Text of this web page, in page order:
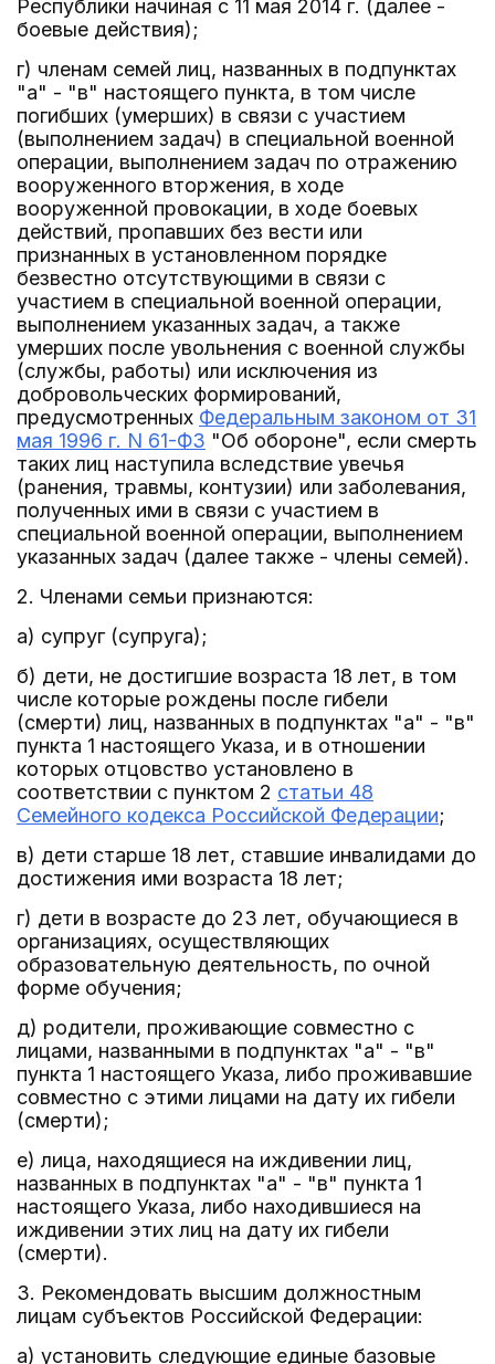
Республики начиная с 11 мая 2014 г. (далее -
боевые действия);
г) членам семей лиц, названных в подпунктах
"а" - "в" настоящего пункта, в том числе
погибших (умерших) в связи с участием
(выполнением задач) в специальной военной
операции, выполнением задач по отражению
вооруженного вторжения, в ходе
вооруженной провокации, в ходе боевых
действий, пропавших без вести или
признанных в установленном порядке
безвестно отсутствующими в связи с
участием в специальной военной операции,
выполнением указанных задач, а также
умерших после увольнения с военной службы
(службы, работы) или исключения из
добровольческих формирований,
предусмотренных Федеральным законом от 31
мая 1996 г. N 61-ФЗ "Об обороне", если смерть
таких лиц наступила вследствие увечья
(ранения, травмы, контузии) или заболевания,
полученных ими в связи с участием в
специальной военной операции, выполнением
указанных задач (далее также - члены семей).
2. Членами семьи признаются:
а) супруг (супруга);
б) дети, не достигшие возраста 18 лет, в том
числе которые рождены после гибели
(смерти) лиц, названных в подпунктах "а" - "в"
пункта 1 настоящего Указа, и в отношении
которых отцовство установлено в
соответствии с пунктом 2 статьи 48
Семейного кодекса Российской Федерации;
в) дети старше 18 лет, ставшие инвалидами до
достижения ими возраста 18 лет;
г) дети в возрасте до 23 лет, обучающиеся в
организациях, осуществляющих
образовательную деятельность, по очной
форме обучения;
д) родители, проживающие совместно с
лицами, названными в подпунктах "а" - "в"
пункта 1 настоящего Указа, либо проживавшие
совместно с этими лицами на дату их гибели
(смерти);
е) лица, находящиеся на иждивении лиц,
названных в подпунктах "а" - "в" пункта 1
настоящего Указа, либо находившиеся на
иждивении этих лиц на дату их гибели
(смерти).
3. Рекомендовать высшим должностным
лицам субъектов Российской Федерации:
а) установить следующие единые базовые